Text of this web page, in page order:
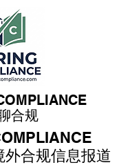
合规
合规信息报道